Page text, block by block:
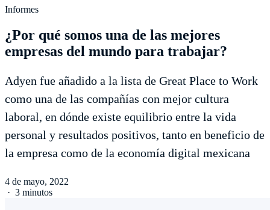
Informes
¿Por qué somos una de las mejores
empresas del mundo para trabajar?
Adyen fue añadido a la lista de Great Place to Work
como una de las compañías con mejor cultura
laboral, en dónde existe equilibrio entre la vida
personal y resultados positivos, tanto en beneficio de
la empresa como de la economía digital mexicana
4 de mayo, 2022
· 3 minutos